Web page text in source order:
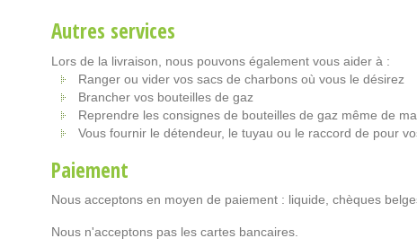
Autres services
Lors de la livraison, nous pouvons également vous aider à :
Ranger ou vider vos sacs de charbons où vous le désirez
Brancher vos bouteilles de gaz
Reprendre les consignes de bouteilles de gaz même de
Vous fournir le détendeur, le tuyau ou le raccord de pour
Paiement
Nous acceptons en moyen de paiement : liquide, chèques
Nous n'acceptons pas les cartes bancaires.